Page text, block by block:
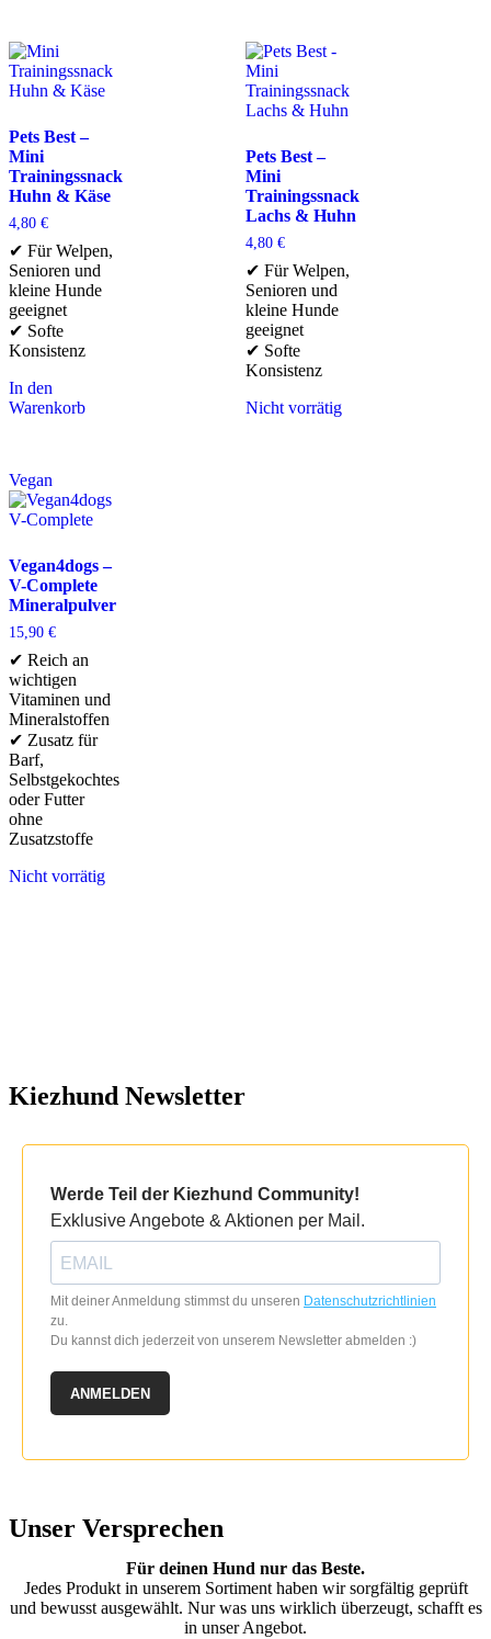
Pets Best –
Mini
Trainingssnack
Huhn & Käse
4,80 €
✔ Für Welpen,
Senioren und
kleine Hunde
geeignet
✔ Softe
Konsistenz
In den
Warenkorb
Pets Best –
Mini
Trainingssnack
Lachs & Huhn
4,80 €
✔ Für Welpen,
Senioren und
kleine Hunde
geeignet
✔ Softe
Konsistenz
Nicht vorrätig
Vegan
Vegan4dogs –
V-Complete
Mineralpulver
15,90 €
✔ Reich an
wichtigen
Vitaminen und
Mineralstoffen
✔ Zusatz für
Barf,
Selbstgekochtes
oder Futter
ohne
Zusatzstoffe
Nicht vorrätig
Kiezhund Newsletter
Werde Teil der Kiezhund Community!
Exklusive Angebote & Aktionen per Mail.
Mit deiner Anmeldung stimmst du unseren Datenschutzrichtlinien
zu.
Du kannst dich jederzeit von unserem Newsletter abmelden :)
ANMELDEN
Unser Versprechen
Für deinen Hund nur das Beste.
Jedes Produkt in unserem Sortiment haben wir sorgfältig geprüft
und bewusst ausgewählt. Nur was uns wirklich überzeugt, schafft es
in unser Angebot.